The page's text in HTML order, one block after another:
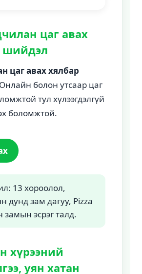
цаг авах
шийдэл
цаг авах хялбар
Онлайн болон утсаар цаг
тул хүлээгдэлгүй
боломжтой.
13 хороолол,
дунд зам дагуу, Pizza
эсрэг талд.
хүрээний
уян хатан